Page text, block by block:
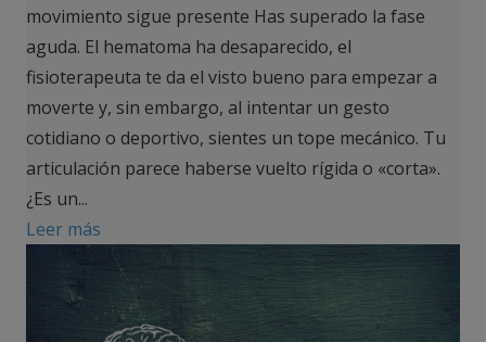
movimiento sigue presente Has superado la fase
aguda. El hematoma ha desaparecido, el
fisioterapeuta te da el visto bueno para empezar a
moverte y, sin embargo, al intentar un gesto
cotidiano o deportivo, sientes un tope mecánico. Tu
articulación parece haberse vuelto rígida o «corta».
¿Es un...
Leer más